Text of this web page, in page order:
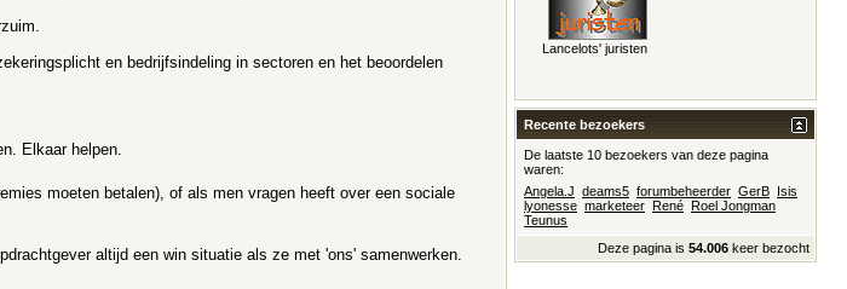
en bedrijfsindeling in sectoren en het beoordelen
Elkaar helpen.
moeten betalen), of als men vragen heeft over een sociale
altijd een win situatie als ze met 'ons' samenwerken.
Lancelots' juristen
Recente bezoekers
De laatste 10 bezoekers van deze pagina
waren:
Angela.J deams5 forumbeheerder GerB Isis
lyonesse marketeer René Roel Jongman
Teunus
Deze pagina is 54.006 keer bezocht